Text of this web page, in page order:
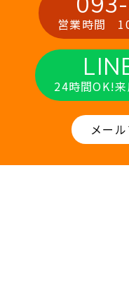
営業時間
24時間OK!来
メー